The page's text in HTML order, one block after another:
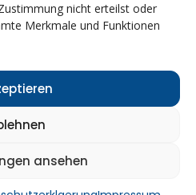
nicht erteilst oder
Merkmale und Funktionen
ansehen